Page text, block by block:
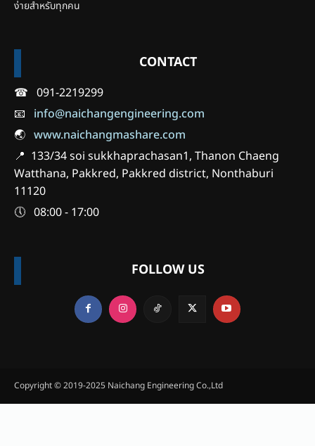
ง่ายสำหรับทุกคน
CONTACT
☎ 091-2219299
📧 info@naichangengineering.com
🌏 www.naichangmashare.com
📍 133/34 soi sukkhaprachasan1, Thanon Chaeng
Watthana, Pakkred, Pakkred district, Nonthaburi
11120
🕔 08:00 - 17:00
FOLLOW US
Copyright © 2019-2025 Naichang Engineering Co.,Ltd